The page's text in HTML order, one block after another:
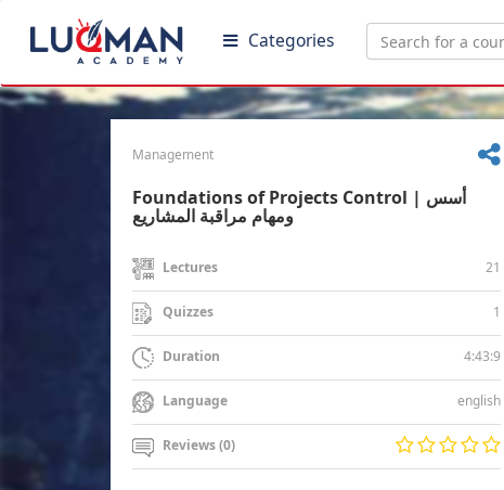
Categories
Management
Foundations of Projects Control | أسس
ومهام مراقبة المشاريع
Lectures 21
Quizzes 1
Duration 4:43:9
Language english
Reviews (0)